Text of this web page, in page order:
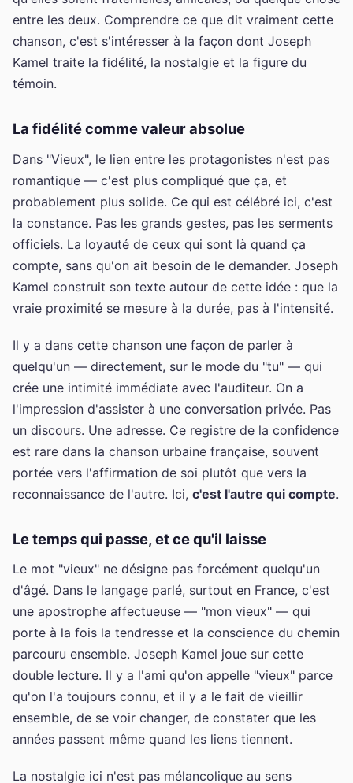
entre les deux. Comprendre ce que dit vraiment cette
chanson, c'est s'intéresser à la façon dont Joseph
Kamel traite la fidélité, la nostalgie et la figure du
témoin.
La fidélité comme valeur absolue
Dans "Vieux", le lien entre les protagonistes n'est pas
romantique — c'est plus compliqué que ça, et
probablement plus solide. Ce qui est célébré ici, c'est
la constance. Pas les grands gestes, pas les serments
officiels. La loyauté de ceux qui sont là quand ça
compte, sans qu'on ait besoin de le demander. Joseph
Kamel construit son texte autour de cette idée : que la
vraie proximité se mesure à la durée, pas à l'intensité.
Il y a dans cette chanson une façon de parler à
quelqu'un — directement, sur le mode du "tu" — qui
crée une intimité immédiate avec l'auditeur. On a
l'impression d'assister à une conversation privée. Pas
un discours. Une adresse. Ce registre de la confidence
est rare dans la chanson urbaine française, souvent
portée vers l'affirmation de soi plutôt que vers la
reconnaissance de l'autre. Ici, c'est l'autre qui compte.
Le temps qui passe, et ce qu'il laisse
Le mot "vieux" ne désigne pas forcément quelqu'un
d'âgé. Dans le langage parlé, surtout en France, c'est
une apostrophe affectueuse — "mon vieux" — qui
porte à la fois la tendresse et la conscience du chemin
parcouru ensemble. Joseph Kamel joue sur cette
double lecture. Il y a l'ami qu'on appelle "vieux" parce
qu'on l'a toujours connu, et il y a le fait de vieillir
ensemble, de se voir changer, de constater que les
années passent même quand les liens tiennent.
La nostalgie ici n'est pas mélancolique au sens